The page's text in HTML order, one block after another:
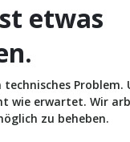
etwas
Problem.
wie erwartet. Wir
zu beheben.